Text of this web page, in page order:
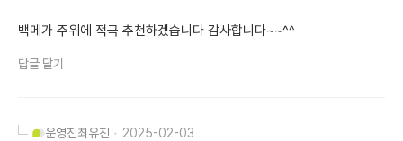
백메가 주위에 적극 추천하겠습니다 감사합니다~~^^
답글 달기
운영진최유진 2025-02-03